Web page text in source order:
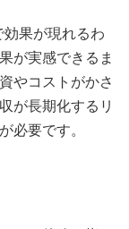
果が現れるわ
が実感できるま
やコストがかさ
が長期化するリ
必要です。